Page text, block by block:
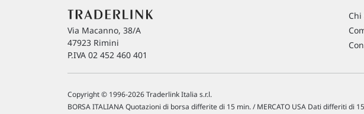
Via Macanno, 38/A
47923 Rimini
P.IVA 02 452 460 401
Copyright © 1996-2026 Traderlink Italia s.r.l.
BORSA ITALIANA Quotazioni di borsa differite di 15 min. / MERCATO USA Dati differiti di